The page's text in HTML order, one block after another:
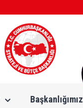
Başkanlığımız